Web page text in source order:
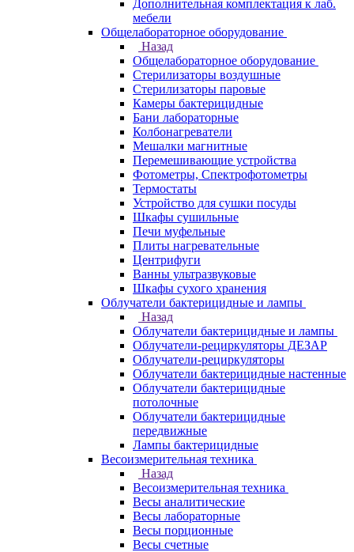
Дополнительная комплектация к лаб.
мебели
Общелабораторное оборудование
Назад
Общелабораторное оборудование
Стерилизаторы воздушные
Стерилизаторы паровые
Камеры бактерицидные
Бани лабораторные
Колбонагреватели
Мешалки магнитные
Перемешивающие устройства
Фотометры, Спектрофотометры
Термостаты
Устройство для сушки посуды
Шкафы сушильные
Печи муфельные
Плиты нагревательные
Центрифуги
Ванны ультразвуковые
Шкафы сухого хранения
Облучатели бактерицидные и лампы
Назад
Облучатели бактерицидные и лампы
Облучатели-рециркуляторы ДЕЗАР
Облучатели-рециркуляторы
Облучатели бактерицидные настенные
Облучатели бактерицидные
потолочные
Облучатели бактерицидные
передвижные
Лампы бактерицидные
Весоизмерительная техника
Назад
Весоизмерительная техника
Весы аналитические
Весы лабораторные
Весы порционные
Весы счетные